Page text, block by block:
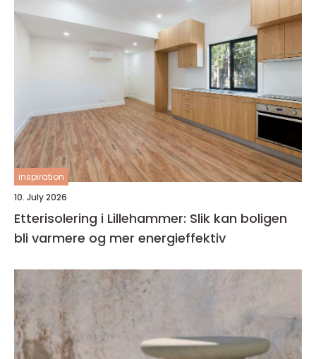
inspiration
10. July 2026
Etterisolering i Lillehammer: Slik kan boligen
bli varmere og mer energieffektiv